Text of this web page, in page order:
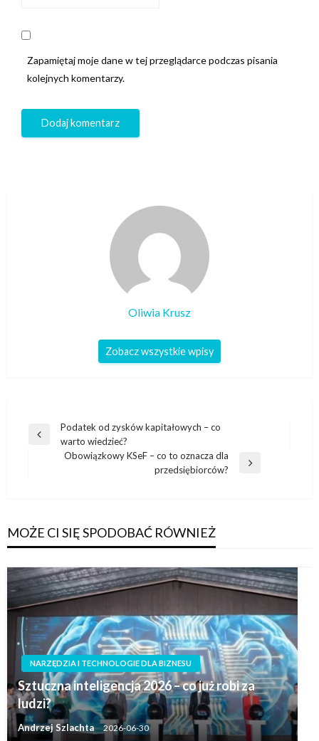
Zapamiętaj moje dane w tej przeglądarce podczas pisania
kolejnych komentarzy.
Oliwia Krusz
Zobacz wszystkie wpisy
Nawigacja
wpisu
Poprzedni
Podatek od zysków kapitałowych – co
warto wiedzieć?
Obowiązkowy KSeF – co to oznacza dla
przedsiębiorców?
MOŻE CI SIĘ SPODOBAĆ RÓWNIEŻ
NARZĘDZIA I TECHNOLOGIE DLA BIZNESU
Sztuczna inteligencja 2026 – co już robi za
ludzi?
Andrzej Szlachta 2026-06-30